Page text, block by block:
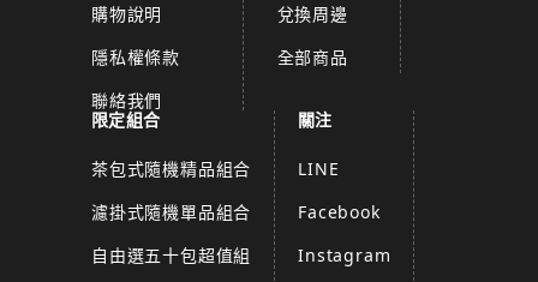
購物說明
隱私權條款
聯絡我們
兌換周邊
全部商品
限定組合
茶包式隨機精品組合
濾掛式隨機單品組合
自由選五十包超值組
關注
LINE
Facebook
Instagram